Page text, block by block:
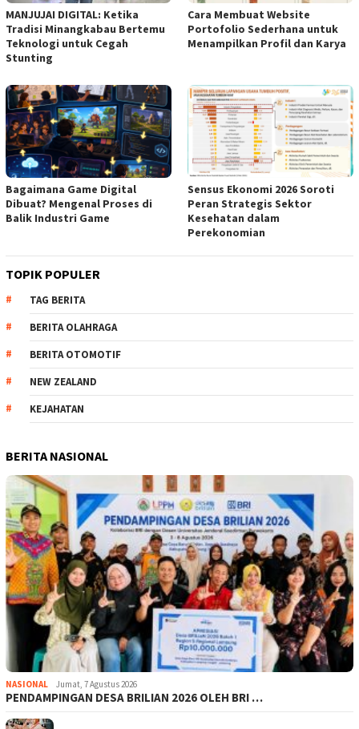
MANJUJAI DIGITAL: Ketika
Tradisi Minangkabau Bertemu
Teknologi untuk Cegah
Stunting
Cara Membuat Website
Portofolio Sederhana untuk
Menampilkan Profil dan Karya
Bagaimana Game Digital
Dibuat? Mengenal Proses di
Balik Industri Game
Sensus Ekonomi 2026 Soroti
Peran Strategis Sektor
Kesehatan dalam
Perekonomian
TOPIK POPULER
TAG BERITA
BERITA OLAHRAGA
BERITA OTOMOTIF
NEW ZEALAND
KEJAHATAN
BERITA NASIONAL
NASIONAL Jumat, 7 Agustus 2026
PENDAMPINGAN DESA BRILIAN 2026 OLEH BRI …